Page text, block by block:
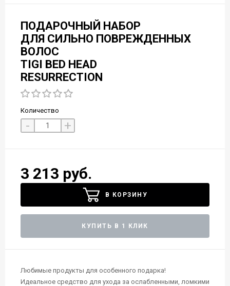
ПОДАРОЧНЫЙ НАБОР
ДЛЯ СИЛЬНО ПОВРЕЖДЕННЫХ
ВОЛОС
TIGI BED HEAD
RESURRECTION
Количество
- +
3 213 руб.
В КОРЗИНУ
КУПИТЬ В 1 КЛИК
Любимые продукты для особенного подарка!
Идеальное средство для ухода за ослабленными, ломкими